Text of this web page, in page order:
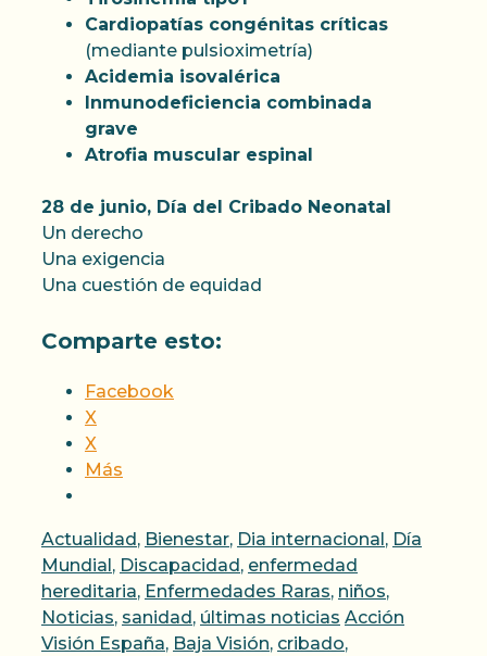
Cardiopatías congénitas críticas
(mediante pulsioximetría)
Acidemia isovalérica
Inmunodeficiencia combinada
grave
Atrofia muscular espinal
28 de junio, Día del Cribado Neonatal
Un derecho
Una exigencia
Una cuestión de equidad
Comparte esto:
Facebook
X
X
Más
Categorías
Actualidad, Bienestar, Dia internacional, Día
Mundial, Discapacidad, enfermedad
hereditaria, Enfermedades Raras, niños,
Noticias, sanidad, últimas noticias Etiquetas
Acción
Visión España, Baja Visión, cribado,